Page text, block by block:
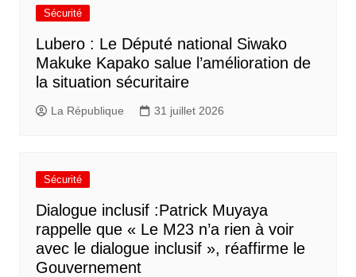
Sécurité
Lubero : Le Député national Siwako
Makuke Kapako salue l’amélioration de
la situation sécuritaire
La République 31 juillet 2026
Sécurité
Dialogue inclusif :Patrick Muyaya
rappelle que « Le M23 n’a rien à voir
avec le dialogue inclusif », réaffirme le
Gouvernement